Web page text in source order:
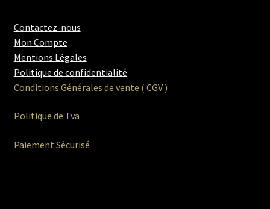
Contactez-nous
Mon Compte
Mentions Légales
Politique de confidentialité
Conditions Générales de vente ( CGV )
Politique de Tva
Paiement Sécurisé